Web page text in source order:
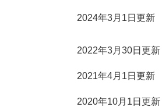
2024年3月1日更新
2022年3月30日更新
2021年4月1日更新
2020年10月1日更新